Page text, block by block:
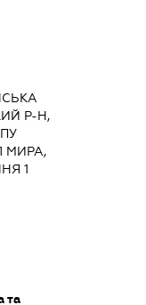
Р-Н,
МИРА,
1
та